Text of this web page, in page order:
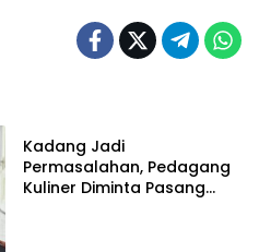
Kadang Jadi
Permasalahan, Pedagang
Kuliner Diminta Pasang